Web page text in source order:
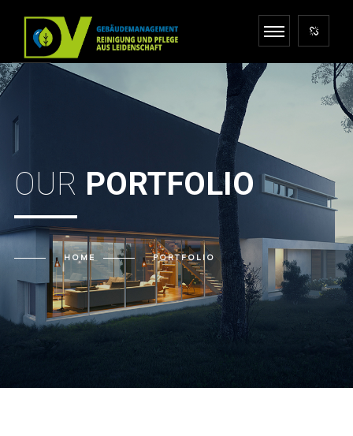
OUR PORTFOLIO
HOME PORTFOLIO